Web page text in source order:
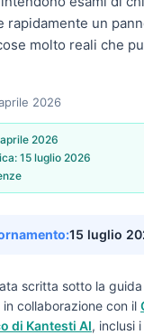
rapidamente un
molto reali che
2026
2026
15 luglio 2026
15 luglio
scritta sotto la
in collaborazione con il
di Kantesti AI, inclusi